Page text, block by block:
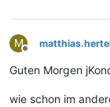
M
Offline
Guten Morgen
wie schon im